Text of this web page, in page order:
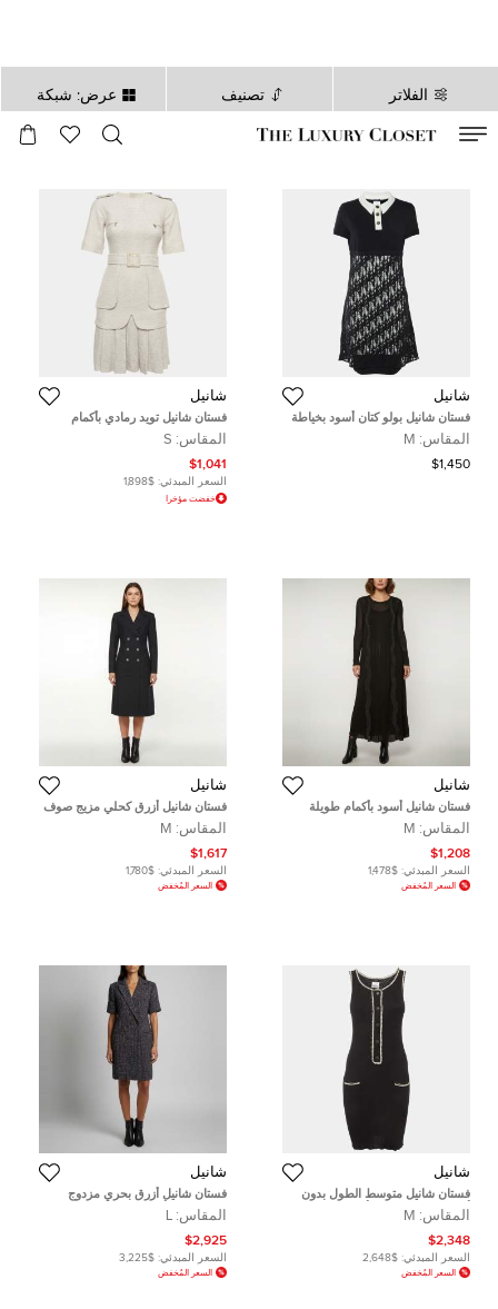
الفلاتر تصنيف عرض: شبكة
ثانية
شانيل
فستان شانيل بولو كتان أسود بخياطة
ممزقة مقاس متوسط (ميديوم)
المقاس: M
$1,450
شانيل
فستان شانيل تويد رمادي بأكمام
قصيرة وثنيات مقاس صغير (سمول)
المقاس: S
$1,041
السعر المبدئي: $1,898
خفضت مؤخرا
شانيل
فستان شانيل أسود بأكمام طويلة
بحياكة مضلعة ماكسي مقاس وسط
المقاس: M
$1,208
السعر المبدئي: $1,478
السعر المُخفض
شانيل
فستان شانيل أزرق كحلي مزيج صوف
معدني مزدوج الصدر متوسط الحجم
المقاس: M
$1,617
السعر المبدئي: $1,780
السعر المُخفض
شانيل
فستان شانيل متوسط الطول بدون
أكمام بتصميم مضلع أسود (ميديوم)
المقاس: M
$2,348
السعر المبدئي: $2,648
السعر المُخفض
شانيل
فستان شانيل أزرق بحري مزدوج
الصدر تويد بأكمام قصيرة مقاس كبير -
لارج
المقاس: L
$2,925
السعر المبدئي: $3,225
السعر المُخفض